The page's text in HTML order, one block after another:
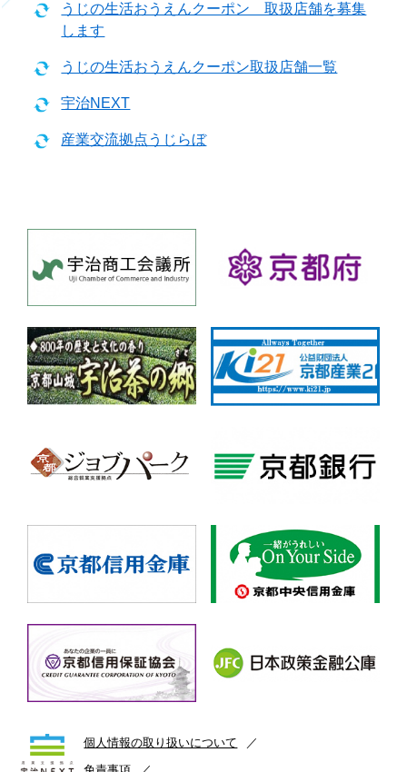
うじの生活おうえんクーポン 取扱店舗を募集
します
うじの生活おうえんクーポン取扱店舗一覧
宇治NEXT
産業交流拠点うじらぼ
個人情報の取り扱いについて